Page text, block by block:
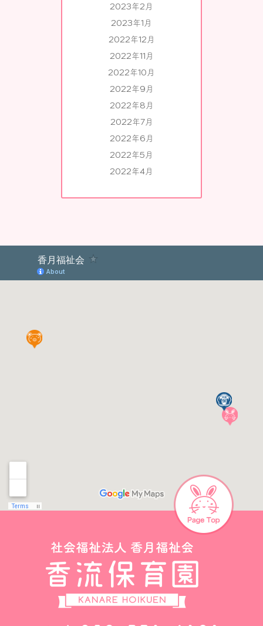
2023年2月
2023年1月
2022年12月
2022年11月
2022年10月
2022年9月
2022年8月
2022年7月
2022年6月
2022年5月
2022年4月